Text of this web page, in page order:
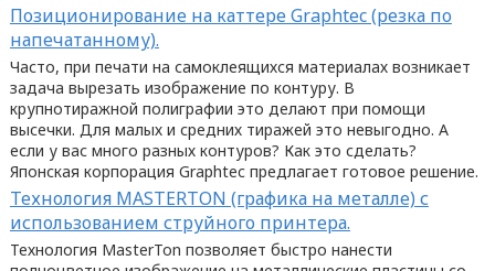
Позиционирование на каттере Graphtec (резка по
напечатанному).
Часто, при печати на самоклеящихся материалах возникает
задача вырезать изображение по контуру. В
крупнотиражной полиграфии это делают при помощи
высечки. Для малых и средних тиражей это невыгодно. А
если у вас много разных контуров? Как это сделать?
Японская корпорация Graphtec предлагает готовое решение.
Технология MASTERTON (графика на металле) с
использованием струйного принтера.
Технология MasterTon позволяет быстро нанести